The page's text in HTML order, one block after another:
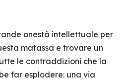
onestà intellettuale per
matassa e trovare un
le contraddizioni che la
far esplodere: una via